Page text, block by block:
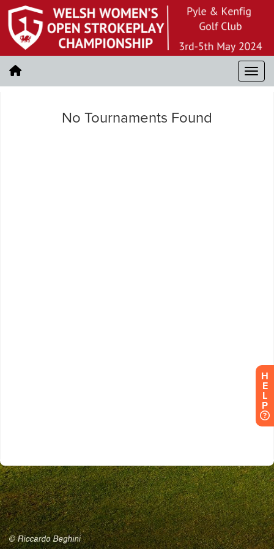
H
E
L
P